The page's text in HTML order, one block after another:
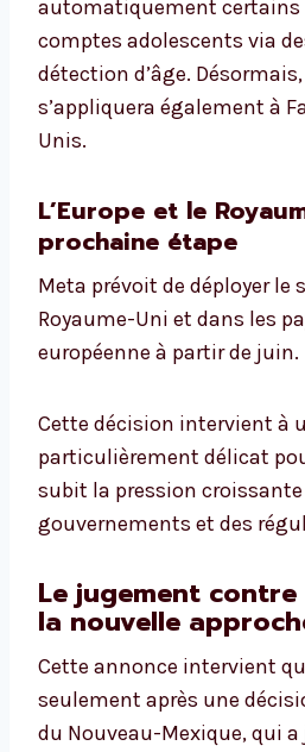
automatiquement
comptes adolescents via
détection d’âge.
s’appliquera également à
Unis.
L’Europe et le
prochaine étape
Meta prévoit de déployer le
Royaume-Uni et dans les
européenne à partir de juin.
Cette décision intervient à
particulièrement délicat
subit la pression croissante
gouvernements et des
Le jugement
la nouvelle
Cette annonce intervient
seulement après une
du Nouveau-Mexique, qui